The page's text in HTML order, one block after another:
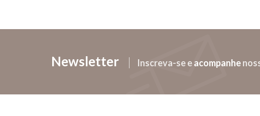
Newsletter Inscreva-se eacompanhe